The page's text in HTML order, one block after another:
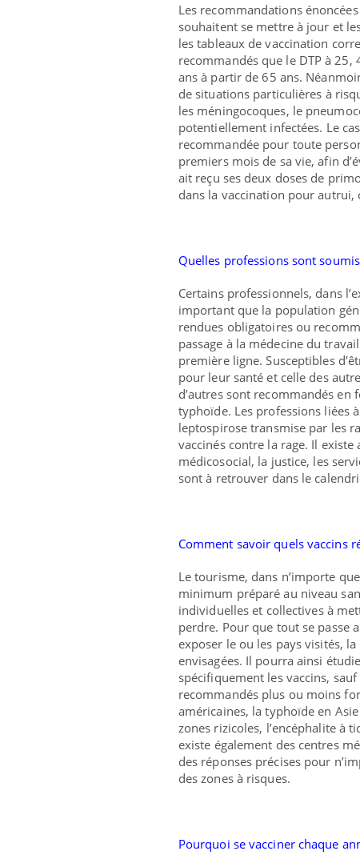
Les recommandations
souhaitent se mettre à jour et
les tableaux de vaccination
recommandés que le DTP à
ans à partir de 65 ans.
de situations particulières à
les méningocoques, le
potentiellement infectées. Le
recommandée pour toute
premiers mois de sa vie, afin
ait reçu ses deux doses de
dans la vaccination pour autrui,
Quelles professions sont
Certains professionnels, dans
important que la population
rendues obligatoires ou
passage à la médecine du
première ligne. Susceptibles
pour leur santé et celle des
d’autres sont recommandés
typhoïde. Les professions liées
leptospirose transmise par les
vaccinés contre la rage. Il
médicosocial, la justice, les
sont à retrouver dans le
Comment savoir quels vaccins
Le tourisme, dans n’importe
minimum préparé au niveau
individuelles et collectives à
perdre. Pour que tout se passe
exposer le ou les pays visités,
envisagées. Il pourra ainsi
spécifiquement les vaccins,
recommandés plus ou moins
américaines, la typhoïde en
zones rizicoles, l’encéphalite à
existe également des centres
des réponses précises pour
des zones à risques.
Pourquoi se vacciner chaque